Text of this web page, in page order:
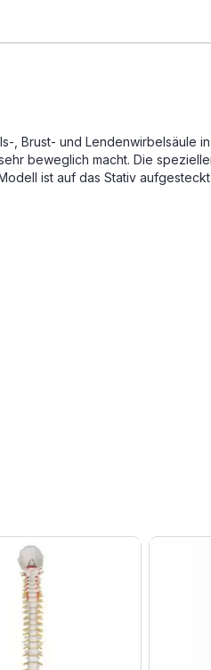
, Brust- und Lendenwirbelsäule
beweglich macht. Die
ist auf das Stativ